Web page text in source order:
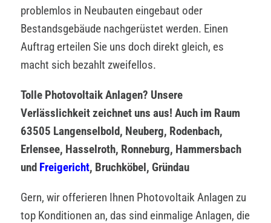
problemlos in Neubauten eingebaut oder
Bestandsgebäude nachgerüstet werden. Einen
Auftrag erteilen Sie uns doch direkt gleich, es
macht sich bezahlt zweifellos.
Tolle Photovoltaik Anlagen? Unsere
Verlässlichkeit zeichnet uns aus! Auch im Raum
63505 Langenselbold, Neuberg, Rodenbach,
Erlensee, Hasselroth, Ronneburg, Hammersbach
und Freigericht, Bruchköbel, Gründau
Gern, wir offerieren Ihnen Photovoltaik Anlagen zu
top Konditionen an, das sind einmalige Anlagen, die